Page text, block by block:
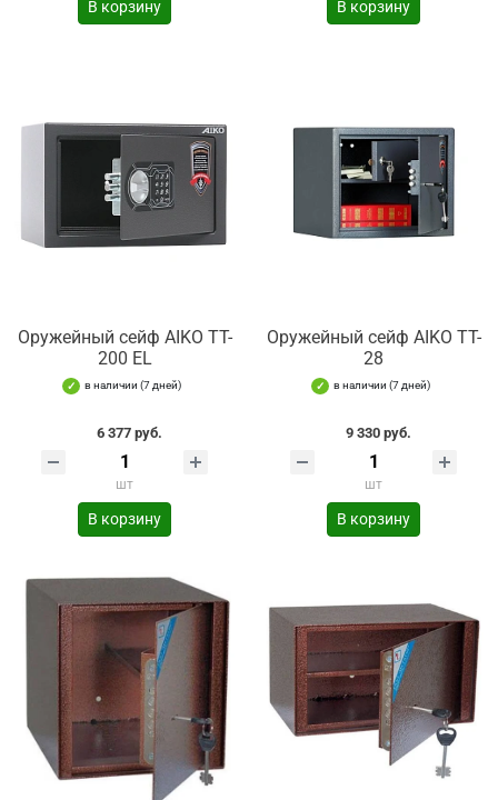
В корзину В корзину
Оружейный сейф AIKO TT-
200 EL
в наличии (7 дней)
6 377 руб.
шт
В корзину
Оружейный сейф AIKO TT-
28
в наличии (7 дней)
9 330 руб.
шт
В корзину